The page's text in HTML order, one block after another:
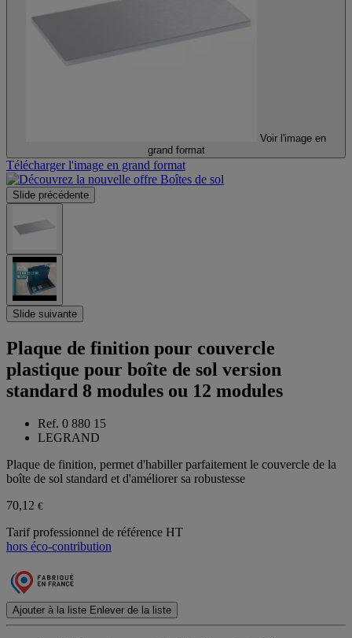
Voir l'image en
grand format
Télécharger l'image en grand format
Slide précédente
Slide suivante
Plaque de finition pour couvercle
plastique pour boîte de sol version
standard 8 modules ou 12 modules
Ref. 0 880 15
LEGRAND
Plaque de finition, permet d'habiller parfaitement le couvercle de la
boîte de sol standard et d'améliorer sa robustesse
70,12 €
Tarif professionnel de référence HT
hors éco-contribution
Ajouter à la liste Enlever de la liste